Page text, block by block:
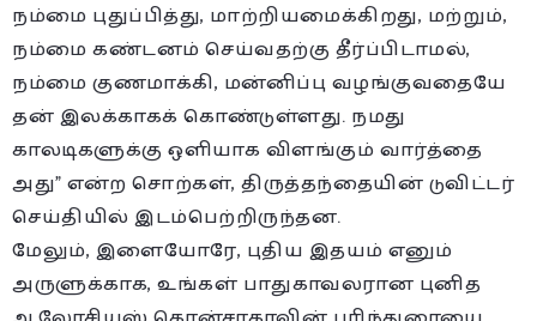
நம்மை புதுப்பித்து, மாற்றியமைக்கிறது, மற்றும்,
நம்மை கண்டனம் செய்வதற்கு தீர்ப்பிடாமல்,
நம்மை குணமாக்கி, மன்னிப்பு வழங்குவதையே
தன் இலக்காகக் கொண்டுள்ளது. நமது
காலடிகளுக்கு ஒளியாக விளங்கும் வார்த்தை
அது” என்ற சொற்கள், திருத்தந்தையின் டுவிட்டர்
செய்தியில் இடம்பெற்றிருந்தன.
மேலும், இளையோரே, புதிய இதயம் எனும்
அருளுக்காக, உங்கள் பாதுகாவலரான புனித